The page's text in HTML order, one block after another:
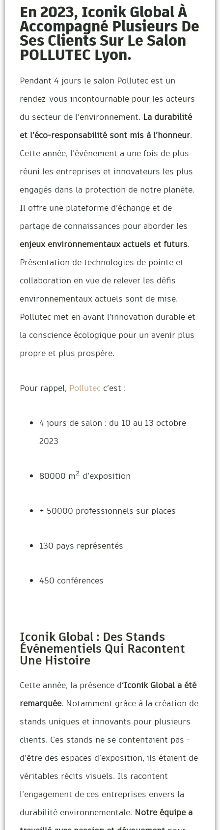
En 2023, Iconik Global À
Accompagné Plusieurs De
Ses Clients Sur Le Salon
POLLUTEC Lyon.
Pendant 4 jours le salon Pollutec est un
rendez-vous incontournable pour les acteurs
du secteur de l’environnement. La durabilité
et l’éco-responsabilité sont mis à l’honneur.
Cette année, l’événement a une fois de plus
réuni les entreprises et innovateurs les plus
engagés dans la protection de notre planète.
Il offre une plateforme d’échange et de
partage de connaissances pour aborder les
enjeux environnementaux actuels et futurs.
Présentation de technologies de pointe et
collaboration en vue de relever les défis
environnementaux actuels sont de mise.
Pollutec met en avant l’innovation durable et
la conscience écologique pour un avenir plus
propre et plus prospère.
Pour rappel, Pollutec c’est :
4 jours de salon : du 10 au 13 octobre
2023
80000 m² d’exposition
+ 50000 professionnels sur places
130 pays représentés
450 conférences
Iconik Global : Des Stands
Événementiels Qui Racontent
Une Histoire
Cette année, la présence d‘Iconik Global a été
remarquée. Notamment grâce à la création de
stands uniques et innovants pour plusieurs
clients. Ces stands ne se contentaient pas ­
d’être des espaces d’exposition, ils étaient de
véritables récits visuels. Ils racontent
l’engagement de ces entreprises envers la
durabilité environnementale. Notre équipe a